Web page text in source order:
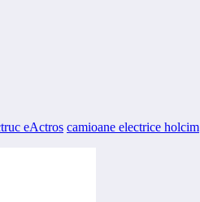
eActros camioane electrice holcim